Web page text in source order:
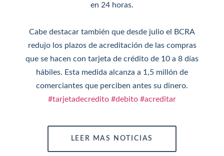
en 24 horas.
Cabe destacar también que desde julio el BCRA
redujo los plazos de acreditación de las compras
que se hacen con tarjeta de crédito de 10 a 8 días
hábiles. Esta medida alcanza a 1,5 millón de
comerciantes que perciben antes su dinero.
#tarjetadecredito #debito #acreditar
LEER MAS NOTICIAS